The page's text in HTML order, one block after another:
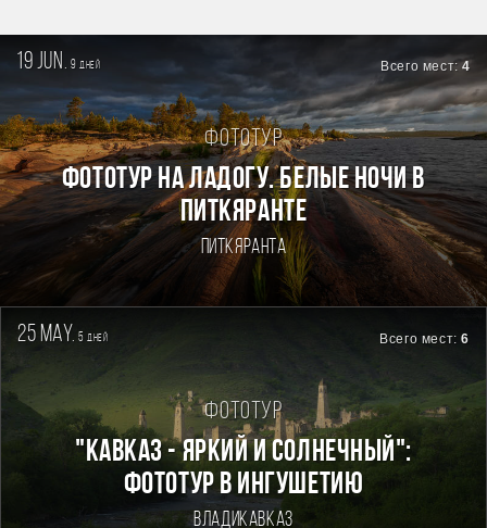
19 jun. 9 дней Всего мест:4
Фототур
Фототур на Ладогу. Белые ночи в
Питкяранте
Питкяранта
25 may. 5 дней Всего мест:6
Фототур
"КАВКАЗ - ЯРКИЙ И СОЛНЕЧНЫЙ":
ФОТОТУР В ИНГУШЕТИЮ
Владикавказ